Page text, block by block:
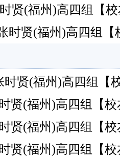
贤(福州)高四组【校
贤(福州)高四组【
贤(福州)高四组【
贤(福州)高四组【校
贤(福州)高四组【校
贤(福州)高四组【校